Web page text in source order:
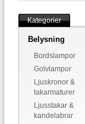
Kategorier
Belysning
Bordslampor
Golvlampor
Ljuskronor &
takarmaturer
Ljusstakar &
kandelabrar